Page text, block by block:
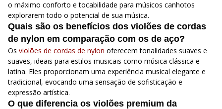
o máximo conforto e tocabilidade para músicos canhotos
explorarem todo o potencial de sua música.
Quais são os benefícios dos violões de cordas
de nylon em comparação com os de aço?
Os violões de cordas de nylon oferecem tonalidades suaves e
suaves, ideais para estilos musicais como música clássica e
latina. Eles proporcionam uma experiência musical elegante e
tradicional, evocando uma sensação de sofisticação e
expressão artística.
O que diferencia os violões premium da